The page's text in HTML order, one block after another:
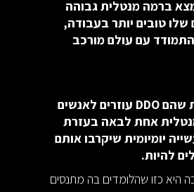
ברמה מנטלית גבוהה
שלו טובים יותר בעבודה,
עם עולם מורכב
ארגונים וחברות שהם DDO עוזרים לאנשים
אחת לבאה בעזרת
יומיומית שיקרבו אותם
להיות.
היא כזו שהלומדים בה מתנסים